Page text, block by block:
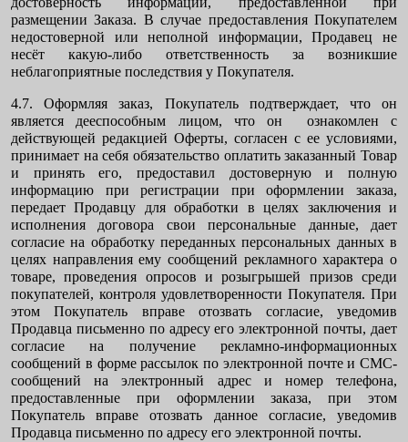
размещении Заказа. В случае предоставления Покупателем
недостоверной или неполной информации, Продавец не
несёт какую-либо ответственность за возникшие
неблагоприятные последствия у Покупателя.
4.7. Оформляя заказ, Покупатель подтверждает, что он
является дееспособным лицом, что он ознакомлен с
действующей редакцией Оферты, согласен с ее условиями,
принимает на себя обязательство оплатить заказанный Товар
и принять его, предоставил достоверную и полную
информацию при регистрации при оформлении заказа,
передает Продавцу для обработки в целях заключения и
исполнения договора свои персональные данные, дает
согласие на обработку переданных персональных данных в
целях направления ему сообщений рекламного характера о
товаре, проведения опросов и розыгрышей призов среди
покупателей, контроля удовлетворенности Покупателя. При
этом Покупатель вправе отозвать согласие, уведомив
Продавца письменно по адресу его электронной почты, дает
согласие на получение рекламно-информационных
сообщений в форме рассылок по электронной почте и СМС-
сообщений на электронный адрес и номер телефона,
предоставленные при оформлении заказа, при этом
Покупатель вправе отозвать данное согласие, уведомив
Продавца письменно по адресу его электронной почты.